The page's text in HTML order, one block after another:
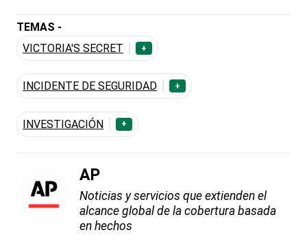
TEMAS -
VICTORIA'S SECRET
+
INCIDENTE DE SEGURIDAD +
INVESTIGACIÓN +
AP
Noticias y servicios que extienden el
alcance global de la cobertura basada
en hechos